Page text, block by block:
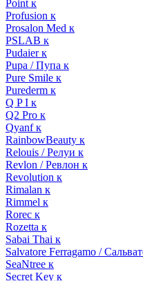
Point к
Profusion к
Prosalon Med к
PSLAB к
Pudaier к
Pupa / Пупа к
Pure Smile к
Purederm к
Q P I к
Q2 Pro к
Qyanf к
RainbowBeauty к
Relouis / Релуи к
Revlon / Ревлон к
Revolution к
Rimalan к
Rimmel к
Rorec к
Rozetta к
Sabai Thai к
Salvatore Ferragamo /
SeaNtree к
Secret Key к